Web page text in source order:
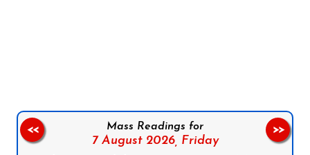
Mass Readings for
7 August 2026, Friday
<< >>